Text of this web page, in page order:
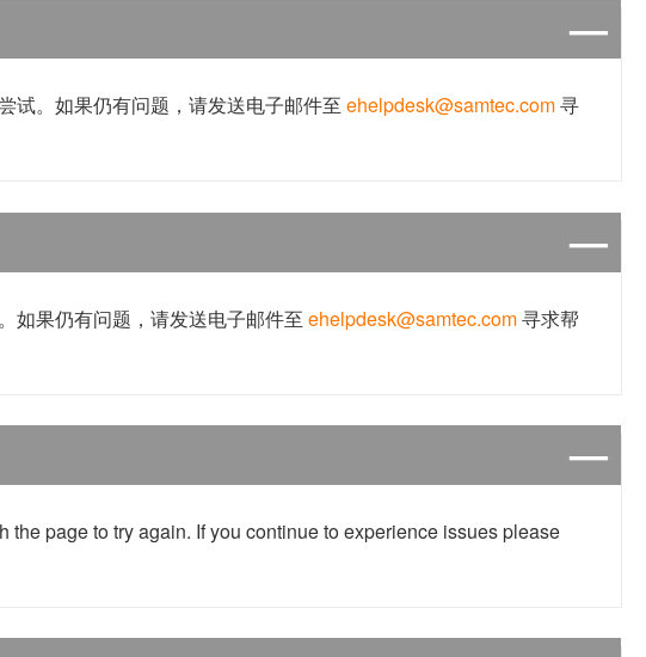
试。如果仍有问题，请发送电子邮件至 ehelpdesk@samtec.com寻
如果仍有问题，请发送电子邮件至 ehelpdesk@samtec.com寻求帮
page to try again. If you continue to experience issues please